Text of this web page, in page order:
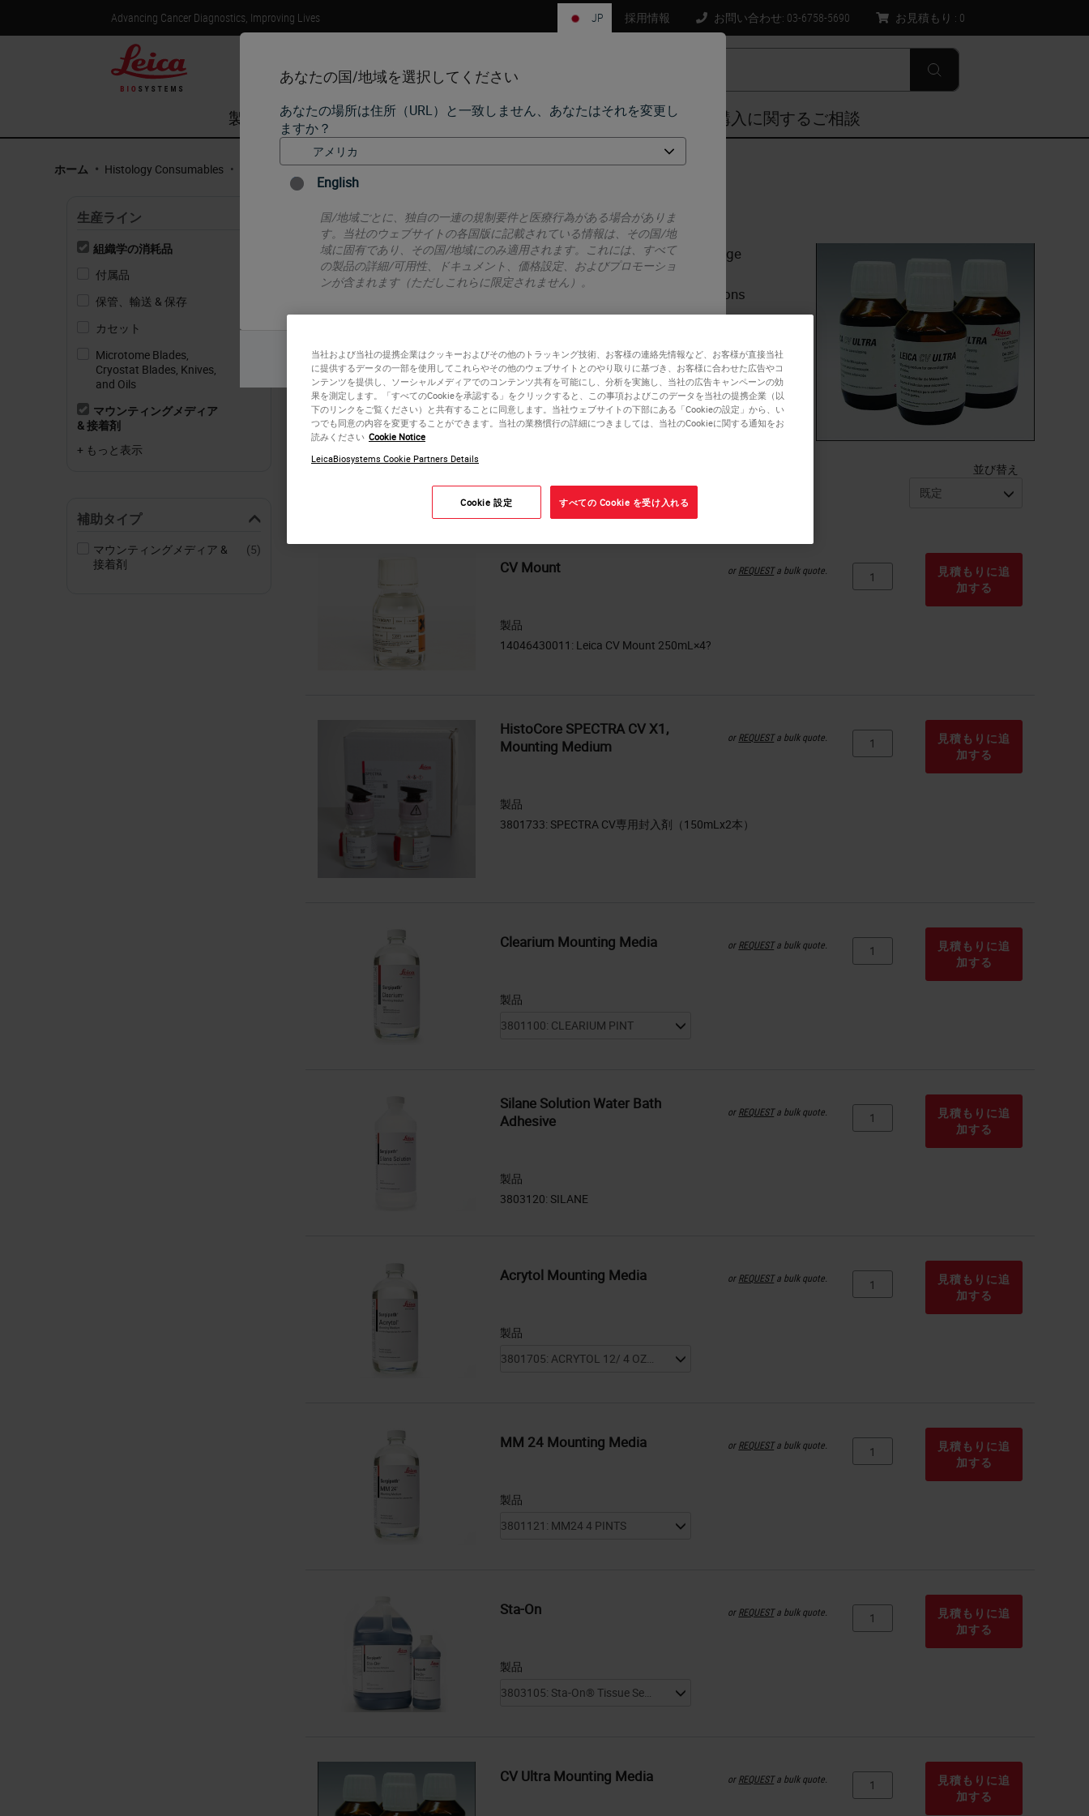
Advancing Cancer Diagnostics, Improving Lives JP
あなたの国/地域を選択してください
あなたの場所は住所（URL）と一致しません、あなたはそれを変更し
ますか？
English
国/地域ごとに、独自の一連の規制要件と医療行為がある場合がありま
す。当社のウェブサイトの各国版に記載されている情報は、その国/地
域に固有であり、その国/地域にのみ適用されます。これには、すべて
の製品の詳細/可用性、ドキュメント、価格設定、およびプロモーショ
ンが含まれます（ただしこれらに限定されません）。
はい また いいえ
採用情報 お問い合わせ: 03-6758-5690 お見積もり : 0
製品 ライフサイエンス分野 学習リソース サポート 購入に関するご相談
ホーム • Histology Consumables • Mounting Media & Adhesives
Mounting Media & Adhesives
Choose the media that’s right for your laboratory. The Surgipath® range
includes a variety of mounting media and adhesives for both paraffin
and frozen specimens. No matter how you work, our mounting solutions
will work for you.
High-quality – clear and permanent mounting media.
並び替え
CV Mount
製品
orREQUESTa bulk quote.
見積もりに追
加する
HistoCore SPECTRA CV X1,
Mounting Medium
製品
orREQUESTa bulk quote.
見積もりに追
加する
Clearium Mounting Media
製品
orREQUESTa bulk quote.
見積もりに追
加する
Silane Solution Water Bath
Adhesive
製品
orREQUESTa bulk quote.
見積もりに追
加する
Acrytol Mounting Media
製品
orREQUESTa bulk quote.
見積もりに追
加する
MM 24 Mounting Media
製品
orREQUESTa bulk quote.
見積もりに追
加する
Sta-On
製品
orREQUESTa bulk quote.
見積もりに追
加する
CV Ultra Mounting Media orREQUESTa bulk quote.
見積もりに追
加する
生産ライン
組織学の消耗品
付属品
保管、輸送 & 保存
カセット
(35)
Microtome Blades,
Cryostat Blades, Knives,
and Oils
マウンティングメディア
& 接着剤
+ もっと表示
補助タイプ
マウンティングメディア &
接着剤
(5)
当社および当社の提携企業はクッキーおよびその他のトラッキング技術、お客様の連絡先情報など、お客様が直接当社
に提供するデータの一部を使用してこれらやその他のウェブサイトとのやり取りに基づき、お客様に合わせた広告やコ
ンテンツを提供し、ソーシャルメディアでのコンテンツ共有を可能にし、分析を実施し、当社の広告キャンペーンの効
果を測定します。「すべてのCookieを承認する」をクリックすると、この事項およびこのデータを当社の提携企業（以
下のリンクをご覧ください）と共有することに同意します。当社ウェブサイトの下部にある「Cookieの設定」から、い
つでも同意の内容を変更することができます。当社の業務慣行の詳細につきましては、当社のCookieに関する通知をお
読みください Cookie Notice
LeicaBiosystems Cookie Partners Details
Cookie 設定 すべての Cookie を受け入れる